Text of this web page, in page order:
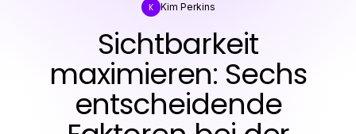
K Kim Perkins
Sichtbarkeit
maximieren: Sechs
entscheidende